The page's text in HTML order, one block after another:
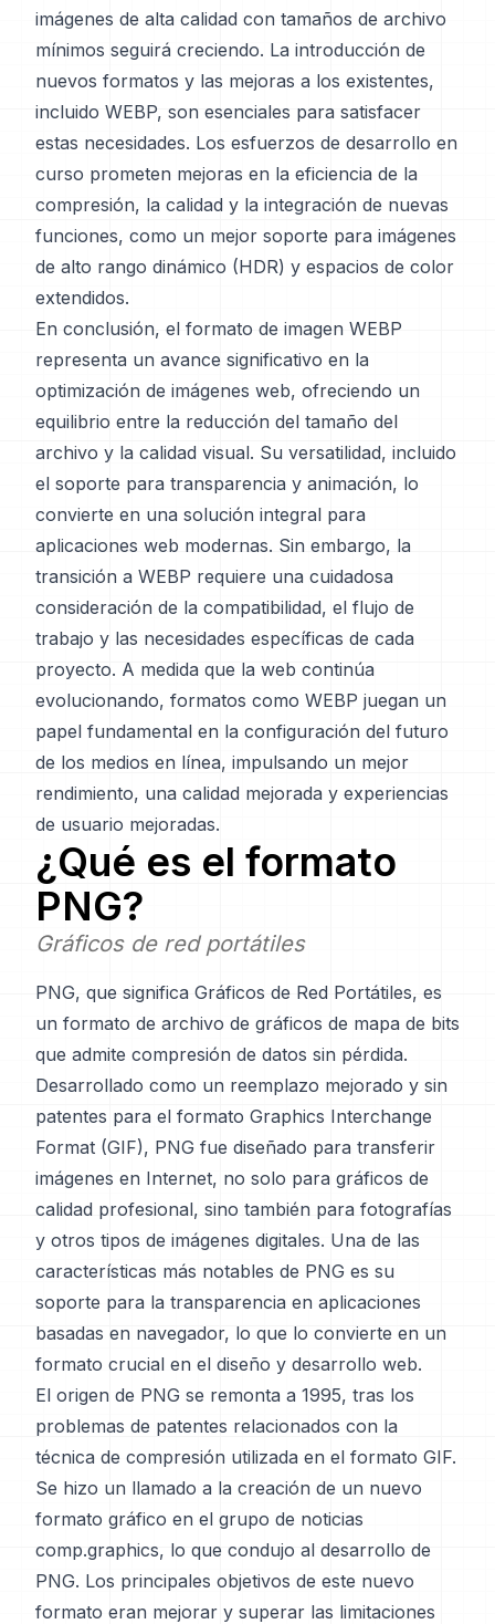
imágenes de alta calidad con tamaños de archivo
mínimos seguirá creciendo. La introducción de
nuevos formatos y las mejoras a los existentes,
incluido WEBP, son esenciales para satisfacer
estas necesidades. Los esfuerzos de desarrollo en
curso prometen mejoras en la eficiencia de la
compresión, la calidad y la integración de nuevas
funciones, como un mejor soporte para imágenes
de alto rango dinámico (HDR) y espacios de color
extendidos.
En conclusión, el formato de imagen WEBP
representa un avance significativo en la
optimización de imágenes web, ofreciendo un
equilibrio entre la reducción del tamaño del
archivo y la calidad visual. Su versatilidad, incluido
el soporte para transparencia y animación, lo
convierte en una solución integral para
aplicaciones web modernas. Sin embargo, la
transición a WEBP requiere una cuidadosa
consideración de la compatibilidad, el flujo de
trabajo y las necesidades específicas de cada
proyecto. A medida que la web continúa
evolucionando, formatos como WEBP juegan un
papel fundamental en la configuración del futuro
de los medios en línea, impulsando un mejor
rendimiento, una calidad mejorada y experiencias
de usuario mejoradas.
¿Qué es el formato
PNG?
Gráficos de red portátiles
PNG, que significa Gráficos de Red Portátiles, es
un formato de archivo de gráficos de mapa de bits
que admite compresión de datos sin pérdida.
Desarrollado como un reemplazo mejorado y sin
patentes para el formato Graphics Interchange
Format (GIF), PNG fue diseñado para transferir
imágenes en Internet, no solo para gráficos de
calidad profesional, sino también para fotografías
y otros tipos de imágenes digitales. Una de las
características más notables de PNG es su
soporte para la transparencia en aplicaciones
basadas en navegador, lo que lo convierte en un
formato crucial en el diseño y desarrollo web.
El origen de PNG se remonta a 1995, tras los
problemas de patentes relacionados con la
técnica de compresión utilizada en el formato GIF.
Se hizo un llamado a la creación de un nuevo
formato gráfico en el grupo de noticias
comp.graphics, lo que condujo al desarrollo de
PNG. Los principales objetivos de este nuevo
formato eran mejorar y superar las limitaciones